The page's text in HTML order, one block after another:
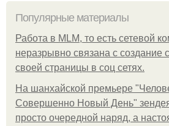
Популярные материалы
Работа в MLM, то есть сетевой
неразрывно связана с создание
своей страницы в соц сетях.
На шанхайской премьере
Совершенно Новый День"
просто очередной наряд, а